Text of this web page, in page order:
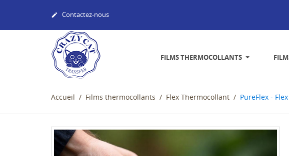
 Contactez-nous
FILMS THERMOCOLLANTS
Accueil Films thermocollants Flex Thermocollant PureFlex -